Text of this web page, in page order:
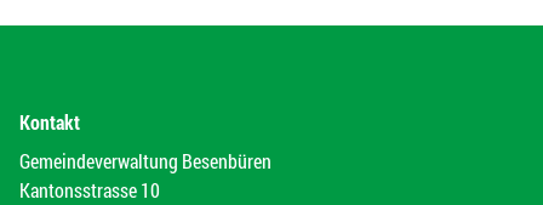
Kontakt
Gemeindeverwaltung Besenbüren
Kantonsstrasse 10